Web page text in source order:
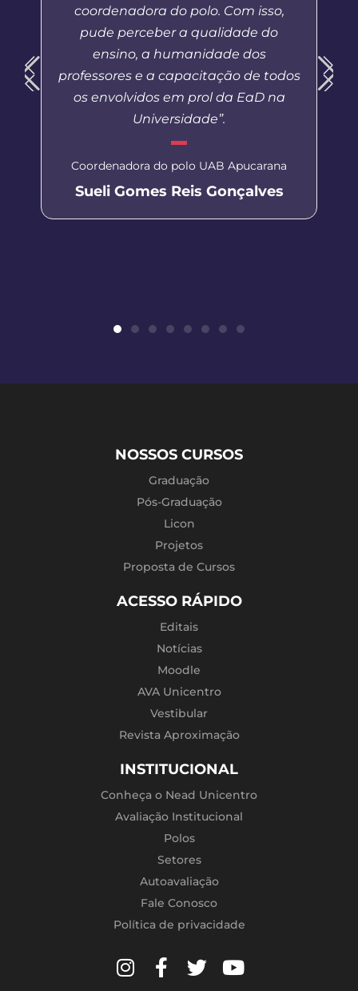
coordenadora do polo. Com isso,
pude perceber a qualidade do
ensino, a humanidade dos
professores e a capacitação de todos
os envolvidos em prol da EaD na
Universidade”.
Coordenadora do polo UAB Apucarana
Sueli Gomes Reis Gonçalves
NOSSOS CURSOS
Graduação
Pós-Graduação
Licon
Projetos
Proposta de Cursos
ACESSO RÁPIDO
Editais
Notícias
Moodle
AVA Unicentro
Vestibular
Revista Aproximação
INSTITUCIONAL
Conheça o Nead Unicentro
Avaliação Institucional
Polos
Setores
Autoavaliação
Fale Conosco
Política de privacidade